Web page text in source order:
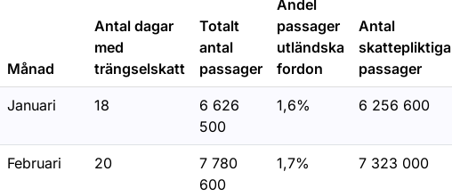
för Stockholm
Månad
Antal dagar
med
trängselskatt
Totalt
antal
passager
Andel
passager
utländska
fordon
Antal
skattepliktiga
passager
Januari 18
6 626
500
1,6% 6 256 600
Februari 20
7 780
600
1,7% 7 323 000